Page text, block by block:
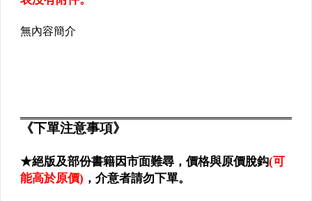
✈繪本╱畫冊
▌漫畫 ▌電玩 ▌